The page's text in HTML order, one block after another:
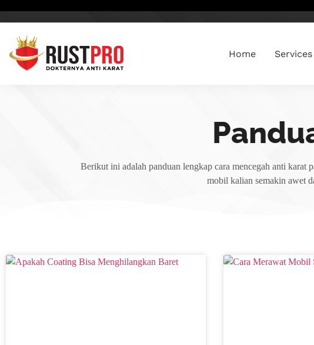
❗❗
Home Services
Berikut ini adalah panduan lengkap cara mencegah anti karat
mobil kalian semakin awet